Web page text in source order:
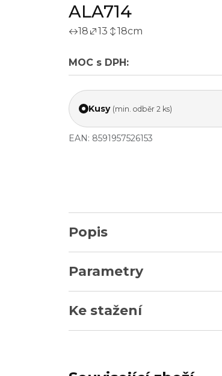
ALA714
18 13 18cm
MOC s DPH:
Kusy (min. odběr 2 ks)
EAN: 8591957526153
Popis
Parametry
Ke stažení